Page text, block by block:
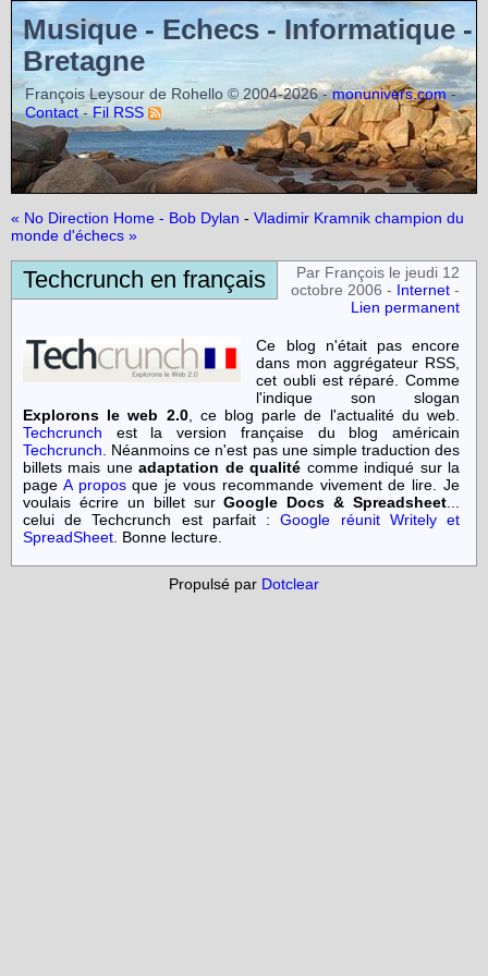
Musique - Echecs - Informatique -
Bretagne
François Leysour de Rohello © 2004-2026 -monunivers.com-
Contact-Fil RSS
« No Direction Home - Bob Dylan - Vladimir Kramnik champion du
monde d'échecs »
Techcrunch en français
Par François le jeudi 12
octobre 2006 - Internet -
Lien permanent
Ce blog n'était pas encore
dans mon aggrégateur RSS,
cet oubli est réparé. Comme
l'indique son slogan
Explorons le web 2.0, ce blog parle de l'actualité du web.
Techcrunch est la version française du blog américain
Techcrunch . Néanmoins ce n'est pas une simple traduction des
billets mais uneadaptation de qualité comme indiqué sur la
page A proposque je vous recommande vivement de lire. Je
voulais écrire un billet surGoogle Docs & Spreadsheet
celui de Techcrunch est parfait :Google réunit Writely et
SpreadSheet . Bonne lecture.
Propulsé par Dotclear